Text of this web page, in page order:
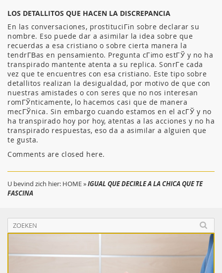
LOS DETALLITOS QUE HACEN LA DISCREPANCIA
En las conversaciones, prostituciГіn sobre declarar su
nombre. Eso puede dar a asimilar la idea sobre que
recuerdas a esa cristiano o sobre cierta manera la
tendrГ­В­as en pensamiento. Pregunta cГіmo estГЎ y no ha
transpirado mantente atenta a su replica. SonrГ­e cada
vez que te encuentres con esa cristiano. Este tipo sobre
detallitos realizan la desigualdad, por motivo de que con
nuestras amistades o con seres que no nos interesan
romГЎnticamente, lo hacemos casi que de manera
mecГЎnica. Sin embargo cuando estamos en el acГЎ y no
ha transpirado hoy por hoy, atentas a las acciones y no ha
transpirado respuestas, eso da a asimilar a alguien que
te gusta.
Comments are closed here.
U bevind zich hier: HOME»IGUAL QUE DECIRLE A LA CHICA QUE TE
FASCINA